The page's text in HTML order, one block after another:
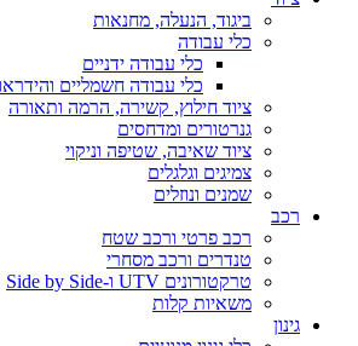
ביגוד, הנעלה, מחנאות
כלי עבודה
כלי עבודה ידניים
כלי עבודה חשמליים
ציוד חילוץ, קשירה, הרמה ותאורה
גנרטורים ומדחסים
ציוד שאיבה, שטיפה וניקוי
צמיגים וגלגלים
שמנים ונוזלים
רכב
רכב פרטי ורכב שטח
טנדרים ורכב מסחרי
טרקטורונים UTV ו-Side by Side
משאיות קלות
גינון